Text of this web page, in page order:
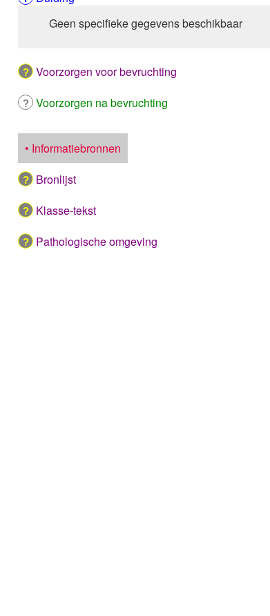
Geen specifieke gegevens beschikbaar
Voorzorgen voor bevruchting
Voorzorgen na bevruchting
• Informatiebronnen
Bronlijst
Klasse-tekst
Pathologische omgeving